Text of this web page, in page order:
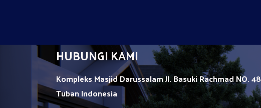
HUBUNGI KAMI
Kompleks Masjid Darussalam Jl. Basuki Rachmad NO. 48
TubanIndonesia